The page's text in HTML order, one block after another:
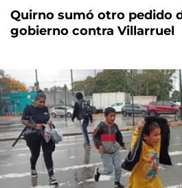
Quirno sumó otro pedido
gobierno contra Villarruel